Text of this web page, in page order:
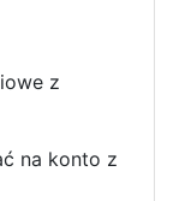
z
na konto z